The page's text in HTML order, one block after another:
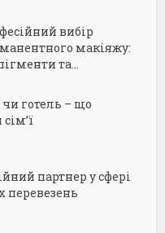
вибір
макіяжу:
та...
готель – що
партнер у сфері
перевезень